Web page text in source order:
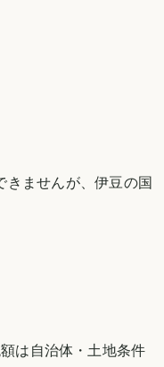
きませんが、伊豆の国
は自治体・土地条件